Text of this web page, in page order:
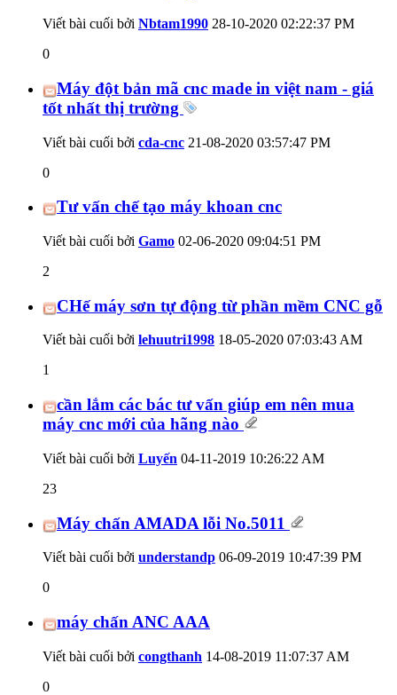
Viết bài cuối bởi Nbtam1990 28-10-2020 02:22:37 PM
0
Máy đột bản mã cnc made in việt nam - giá
tốt nhất thị trường
Viết bài cuối bởi cda-cnc 21-08-2020 03:57:47 PM
0
Tư vấn chế tạo máy khoan cnc
Viết bài cuối bởi Gamo 02-06-2020 09:04:51 PM
2
CHế máy sơn tự động từ phần mềm CNC gỗ
Viết bài cuối bởi lehuutri1998 18-05-2020 07:03:43 AM
1
cần lắm các bác tư vấn giúp em nên mua
máy cnc mới của hãng nào
Viết bài cuối bởi Luyến 04-11-2019 10:26:22 AM
23
Máy chấn AMADA lỗi No.5011
Viết bài cuối bởi understandp 06-09-2019 10:47:39 PM
0
máy chấn ANC AAA
Viết bài cuối bởi congthanh 14-08-2019 11:07:37 AM
0